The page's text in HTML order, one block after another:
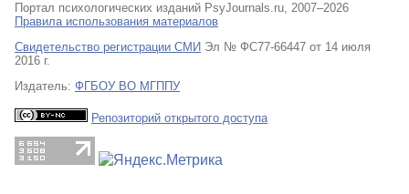
Портал психологических изданий PsyJournals.ru, 2007–2026
Правила использования материалов
Свидетельство регистрации СМИ Эл № ФС77-66447 от 14 июля
2016 г.
Издатель: ФГБОУ ВО МГППУ
Репозиторий открытого доступа